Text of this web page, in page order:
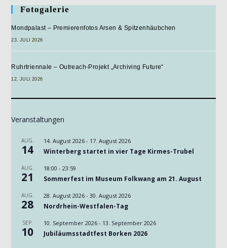
Fotogalerie
Mondpalast – Premierenfotos Arsen & Spitzenhäubchen
23. JULI 2026
Ruhrtriennale – Outreach-Projekt „Archiving Future“
12. JULI 2026
Veranstaltungen
AUG.
14
14. August 2026 - 17. August 2026
Winterberg startet in vier Tage Kirmes-Trubel
AUG.
21
18:00 -23:59
Sommerfest im Museum Folkwang am 21. August
AUG.
28
28. August 2026 -30. August 2026
Nordrhein-Westfalen-Tag
SEP.
10
10. September 2026 - 13. September 2026
Jubiläumsstadtfest Borken 2026